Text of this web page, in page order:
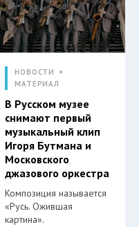
НОВОСТИ
МАТЕРИАЛ
В Русском музее
снимают первый
музыкальный клип
Игоря Бутмана и
Московского
джазового оркестра
Композиция называется
«Русь. Ожившая
картина».